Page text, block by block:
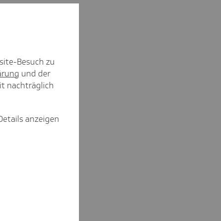
Besuch zu
und der
nachträglich
anzeigen